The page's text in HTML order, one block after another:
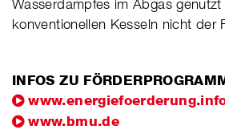
Wasserdampfes im Abgas
konventionellen Kesseln nicht der
INFOS ZU
www.bmu.de